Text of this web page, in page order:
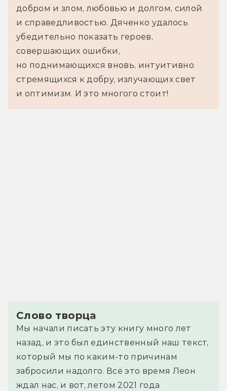
добром и злом, любовью и долгом, силой
и справедливостью. Дяченко удалось
убедительно показать героев,
совершающих ошибки,
но поднимающихся вновь, интуитивно
стремящихся к добру, излучающих свет
и оптимизм. И это многого стоит!
Слово творца
Мы начали писать эту книгу много лет
назад, и это был единственный наш текст,
который мы по каким-то причинам
забросили надолго. Всё это время Леон
ждал нас, и вот, летом 2021 года